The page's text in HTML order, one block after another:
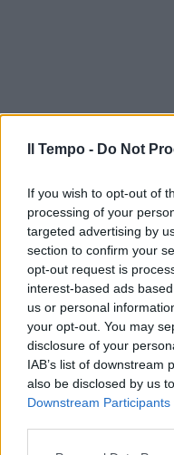
Il Tempo - Do Not
If you wish to opt-out of
processing of your
targeted advertising by
section to confirm your
opt-out request is
interest-based ads
us or personal
your opt-out. You may
disclosure of your
IAB’s list of downstream
also be disclosed by us
Downstream Participants